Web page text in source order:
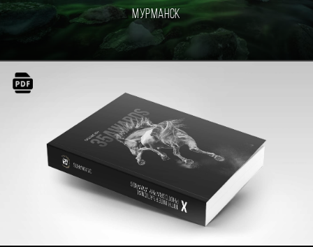
Мурманск